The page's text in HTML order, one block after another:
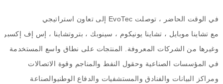
في الوقت الحاضر ، توصلت EvoTec إلى تعاون استراتيجي
مع تشاينا موبايل ، تشاينا يونيكوم ، سينوبك ، بتروتشاينا ، إس إف
وغيرها من الشركات المعروفة
المنتجات على نطاق واسع المستخدمة
في المؤسسات الصناعية وحقول النفط والمناجم وقوة الاتصالات
ومراكز البيانات والفنادق والمستشفيات والدفاع الوطنيوالصناعة